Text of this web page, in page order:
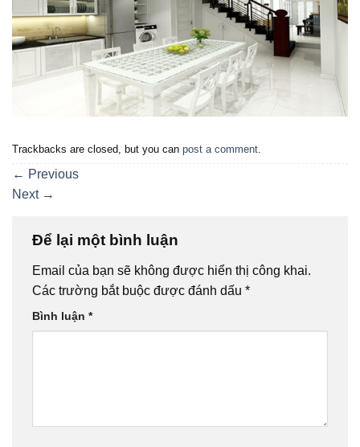
Trackbacks are closed, but you can post a comment
← Previous
Next →
Để lại một bình luận
Email của bạn sẽ không được hiển thị công khai.
Các trường bắt buộc được đánh dấu *
Bình luận *